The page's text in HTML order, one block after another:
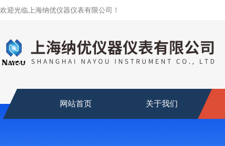
欢迎光临上海纳优仪器仪表有限公司！
网站首页 关于我们